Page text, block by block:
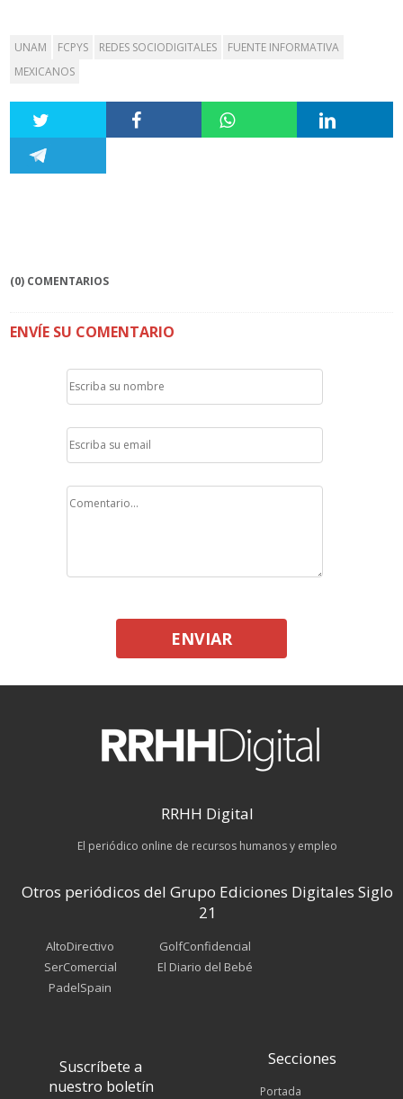
UNAM FCPYS REDES SOCIODIGITALES
FUENTE INFORMATIVA
MEXICANOS
(0) COMENTARIOS
ENVÍE SU COMENTARIO
ENVIAR
RRHH Digital
El periódico online de recursos humanos y empleo
Otros periódicos del Grupo Ediciones Digitales Siglo
21
AltoDirectivo
SerComercial
PadelSpain
GolfConfidencial
El Diario del Bebé
Suscríbete a
nuestro boletín
Secciones
Portada